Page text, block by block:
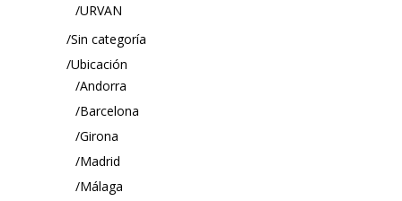
URVAN
Sin categoría
Ubicación
Andorra
Barcelona
Girona
Madrid
Málaga